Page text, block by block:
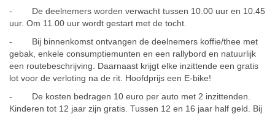
- De deelnemers worden verwacht tussen 10.00 uur en 10.45
uur. Om 11.00 uur wordt gestart met de tocht.
- Bij binnenkomst ontvangen de deelnemers koffie/thee met
gebak, enkele consumptiemunten en een rallybord en natuurlijk
een routebeschrijving. Daarnaast krijgt elke inzittende een gratis
lot voor de verloting na de rit. Hoofdprijs een E-bike!
- De kosten bedragen 10 euro per auto met 2 inzittenden.
Kinderen tot 12 jaar zijn gratis. Tussen 12 en 16 jaar half geld. Bij